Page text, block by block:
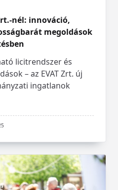
nél: innováció,
megoldások
licitrendszer és
– az EVAT Zrt. új
ingatlanok